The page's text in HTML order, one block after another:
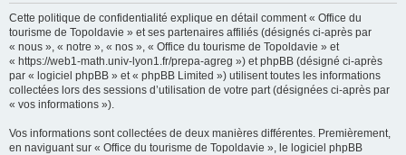
Cette politique de confidentialité explique en détail comment « Office du
tourisme de Topoldavie » et ses partenaires affiliés (désignés ci-après par
« nous », « notre », « nos », « Office du tourisme de Topoldavie » et
« https://web1-math.univ-lyon1.fr/prepa-agreg ») et phpBB (désigné ci-après
par « logiciel phpBB » et « phpBB Limited ») utilisent toutes les informations
collectées lors des sessions d’utilisation de votre part (désignées ci-après par
« vos informations »).
Vos informations sont collectées de deux manières différentes. Premièrement,
en naviguant sur « Office du tourisme de Topoldavie », le logiciel phpBB